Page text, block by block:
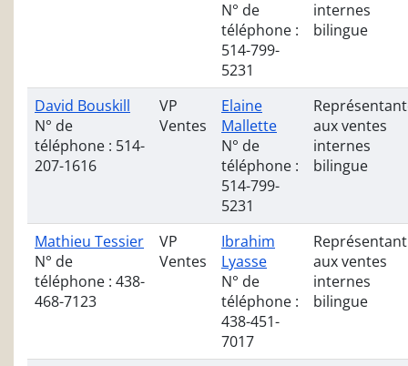
N° de
téléphone :
514-799-
5231
internes
bilingue
David Bouskill
N° de
téléphone : 514-
207-1616
VP
Ventes
Elaine
Mallette
N° de
téléphone :
514-799-
5231
aux ventes
internes
bilingue
Mathieu Tessier
N° de
téléphone : 438-
468-7123
VP
Ventes
Ibrahim
Lyasse
N° de
téléphone :
438-451-
7017
Représentant
aux ventes
internes
bilingue